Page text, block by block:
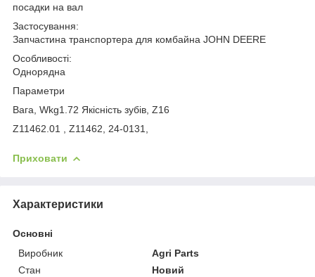
посадки на вал
Застосування:
Запчастина транспортера для комбайна JOHN DEERE
Особливості:
Однорядна
Параметри
Вага, Wkg1.72 Якісність зубів, Z16
Z11462.01 , Z11462, 24-0131,
Приховати
Характеристики
Основні
Виробник
Agri Parts
Стан
Новий